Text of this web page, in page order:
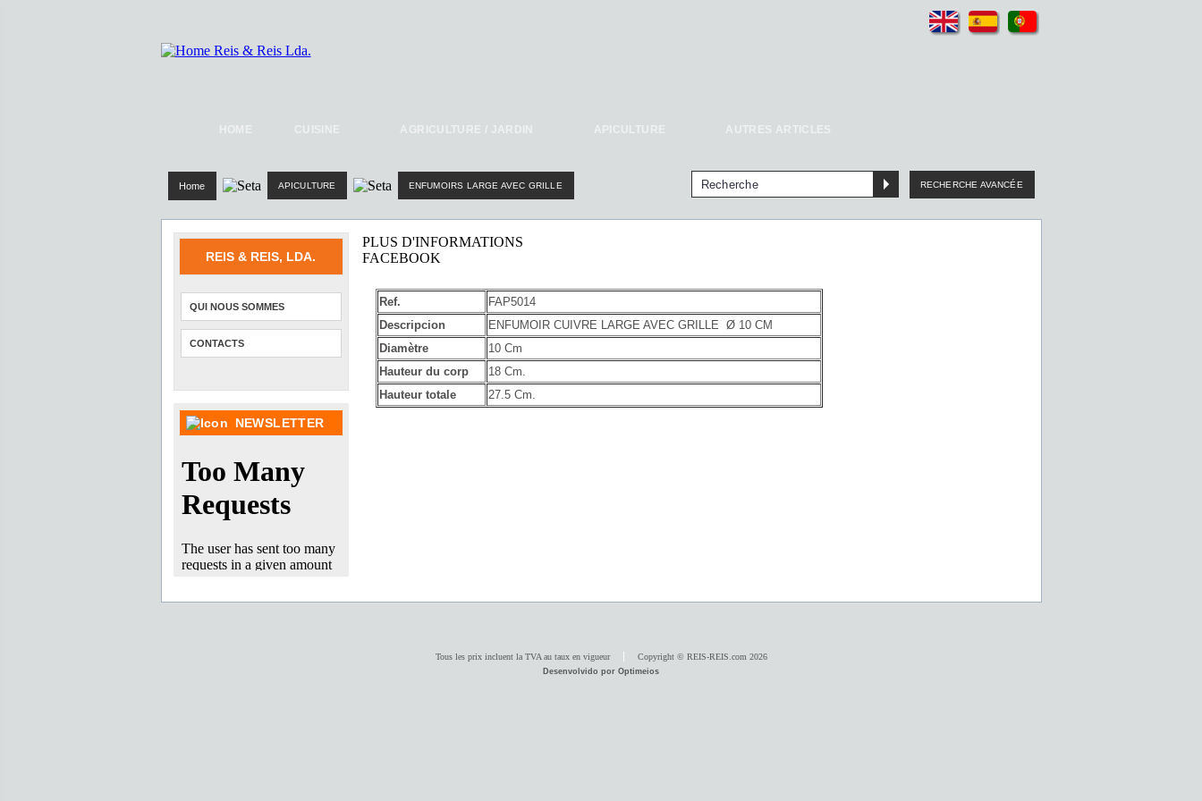
HOME CUISINE AGRICULTURE / JARDIN APICULTURE AUTRES ARTICLES
Home APICULTURE ENFUMOIRS LARGE AVEC GRILLE RECHERCHE AVANCÉE
REIS & REIS, LDA.
QUI NOUS SOMMES
CONTACTS
NEWSLETTER
PLUS D'INFORMATIONS
FACEBOOK
Ref.
FAP5014
Descripcion
ENFUMOIR CUIVRE LARGE AVEC GRILLE Ø 10 CM
Diamètre
10 Cm
Hauteur du corp
18 Cm.
Hauteur totale
27.5 Cm.
Tous les prix incluent la TVA au taux en vigueur Copyright © REIS-REIS.com 2026
Desenvolvido por Optimeios